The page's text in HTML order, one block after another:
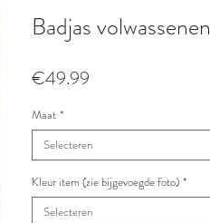
Badjas volwassenen
€49.99
Maat *
Selecteren
Kleur item (zie bijgevoegde foto) *
Selecteren